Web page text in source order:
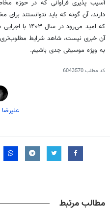
آسیب پذیری فراوانی که در حوزه
دارند، آن گونه که باید نتوانستند
که امید
آن خبری نیست، شاهد شرایط
به ویژه موسیقی جدی باشیم.
کد مطلب6043570
مطالب مرتبط